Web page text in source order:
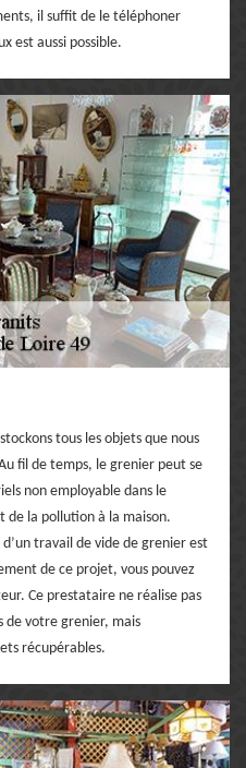
il suffit de le téléphoner
est aussi possible.
tous les objets que nous
fil de temps, le grenier peut se
non employable dans le
de la pollution à la maison.
travail de vide de grenier est
de ce projet, vous pouvez
Ce prestataire ne réalise pas
de votre grenier, mais
récupérables.